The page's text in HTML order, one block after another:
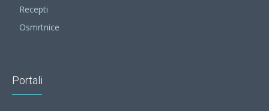
Recepti
Osmrtnice
Portali